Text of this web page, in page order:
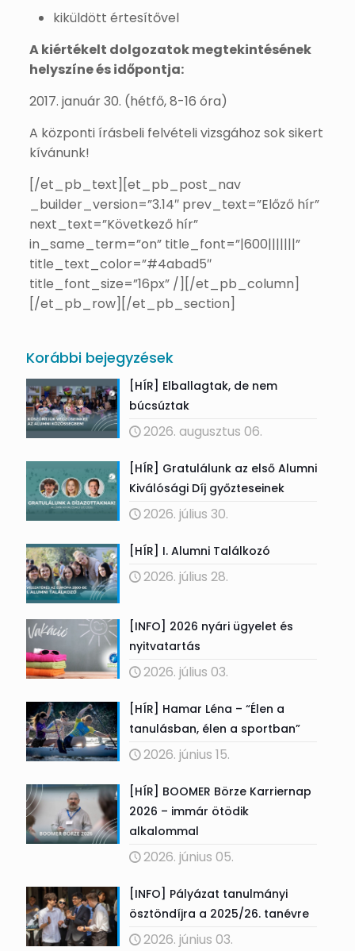
kiküldött értesítővel
A kiértékelt dolgozatok megtekintésének
helyszíne és időpontja:
2017. január 30. (hétfő, 8-16 óra)
A központi írásbeli felvételi vizsgához sok sikert
kívánunk!
[/et_pb_text][et_pb_post_nav
_builder_version=”3.14″ prev_text=”Előző hír”
next_text=”Következő hír”
in_same_term=”on” title_font=”|600|||||||”
title_text_color=”#4abad5″
title_font_size=”16px” /][/et_pb_column]
[/et_pb_row][/et_pb_section]
Korábbi bejegyzések
[HÍR] Elballagtak, de nem
búcsúztak
2026. augusztus 06.
[HÍR] Gratulálunk az első Alumni
Kiválósági Díj győzteseinek
2026. július 30.
[HÍR] I. Alumni Találkozó
2026. július 28.
[INFO] 2026 nyári ügyelet és
nyitvatartás
2026. július 03.
[HÍR] Hamar Léna – “Élen a
tanulásban, élen a sportban”
2026. június 15.
[HÍR] BOOMER Börze Karriernap
2026 – immár ötödik
alkalommal
2026. június 05.
[INFO] Pályázat tanulmányi
ösztöndíjra a 2025/26. tanévre
2026. június 03.